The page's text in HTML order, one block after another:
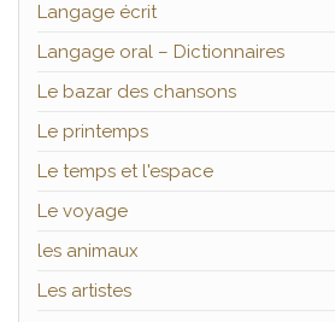
Langage écrit
Langage oral – Dictionnaires
Le bazar des chansons
Le printemps
Le temps et l'espace
Le voyage
les animaux
Les artistes